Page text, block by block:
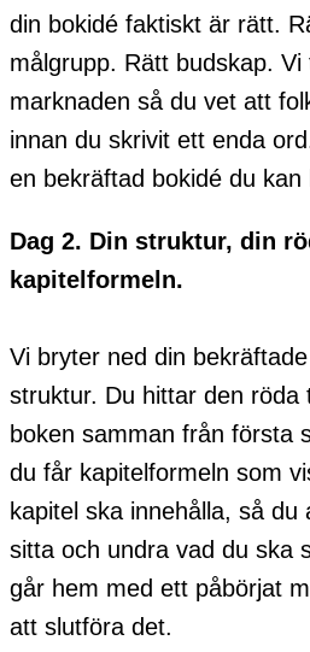
din bokidé faktiskt är rätt.
målgrupp. Rätt budskap.
marknaden så du vet att
innan du skrivit ett enda
en bekräftad bokidé du kan
Dag 2. Din struktur, din
kapitelformeln.
Vi bryter ned din
struktur. Du hittar den röda
boken samman från första
du får kapitelformeln som
kapitel ska innehålla, så du
sitta och undra vad du ska
går hem med ett påbörjat
att slutföra det.